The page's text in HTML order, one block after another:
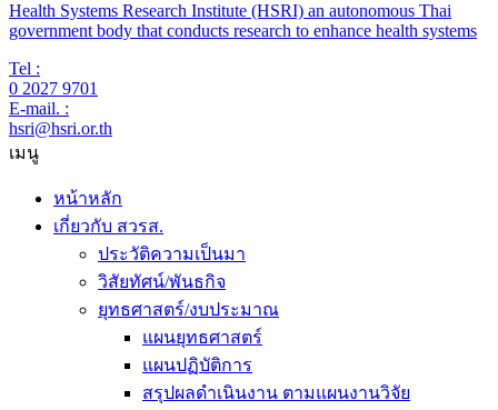
Health Systems Research Institute (HSRI) an autonomous Thai
government body that conducts research to enhance health systems
Tel :
0 2027 9701
E-mail. :
hsri@hsri.or.th
เมนู
หน้าหลัก
เกี่ยวกับ สวรส.
ประวัติความเป็นมา
วิสัยทัศน์/พันธกิจ
ยุทธศาสตร์/งบประมาณ
แผนยุทธศาสตร์
แผนปฏิบัติการ
สรุปผลดำเนินงาน ตามแผนงานวิจัย